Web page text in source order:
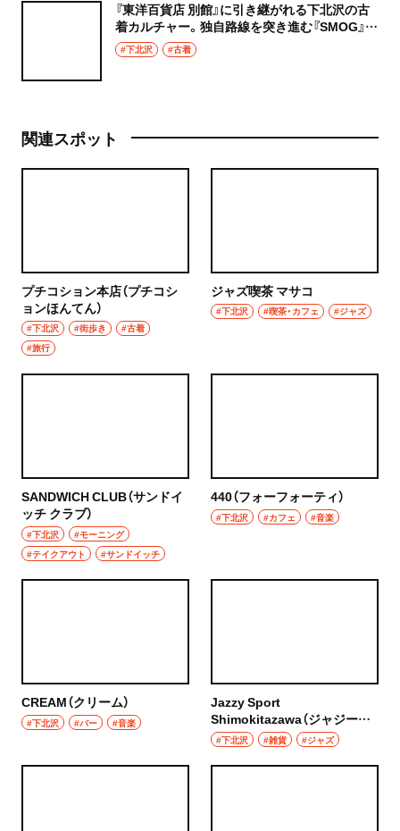
『東洋百貨店 別館』に引き継がれる下北沢の古
着カルチャー。独自路線を突き進む『SMOG』
『3びきの子ねこ』に注目
#下北沢 #古着
関連スポット
プチコション本店（プチコシ
ョンほんてん）
#下北沢 #街歩き
#古着
#旅行
ジャズ喫茶 マサコ
#下北沢 #喫茶・カフェ #ジャズ
SANDWICH CLUB（サンドイ
ッチ クラブ）
#下北沢
#モーニング
#テイクアウト
#サンドイッチ
440（フォーフォーティ）
#下北沢 #カフェ #音楽
CREAM（クリーム）
#下北沢 #バー #音楽
Jazzy Sport
Shimokitazawa（ジャジース
ポーツシモキタザワ）
#下北沢 #雑貨 #ジャズ